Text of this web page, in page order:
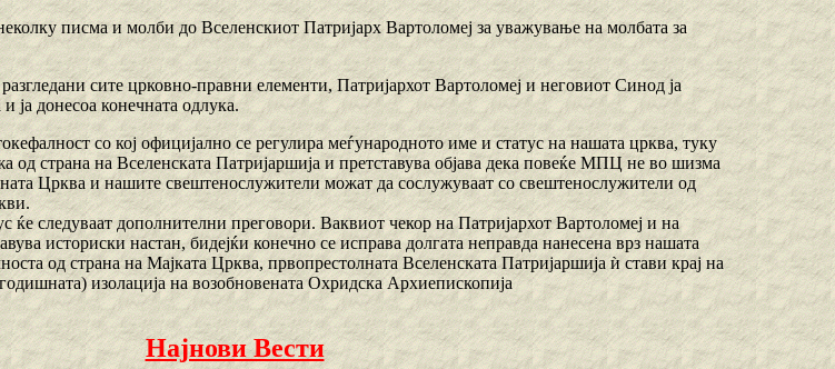
писма и молби до Вселенскиот Патријарх Вартоломеј за уважување на молбата за
сите црковно-правни елементи, Патријархот Вартоломеј и неговиот Синод ја
ја донесоа конечната одлука.
со кој официјално се регулира меѓународното име и статус на нашата црква, туку
од страна на Вселенската Патријаршија и претставува објава дека повеќе МПЦ не во шизма
Црква и нашите свештенослужители можат да сослужуваат со свештенослужители од
ќе следуваат дополнителни преговори. Ваквиот чекор на Патријархот Вартоломеј и на
историски настан, бидејќи конечно се исправа долгата неправда нанесена врз нашата
од страна на Мајката Црква, првопрестолната Вселенската Патријаршија ѝ стави крај на
изолација на возобновената Охридска Архиепископија
Најнови Вести